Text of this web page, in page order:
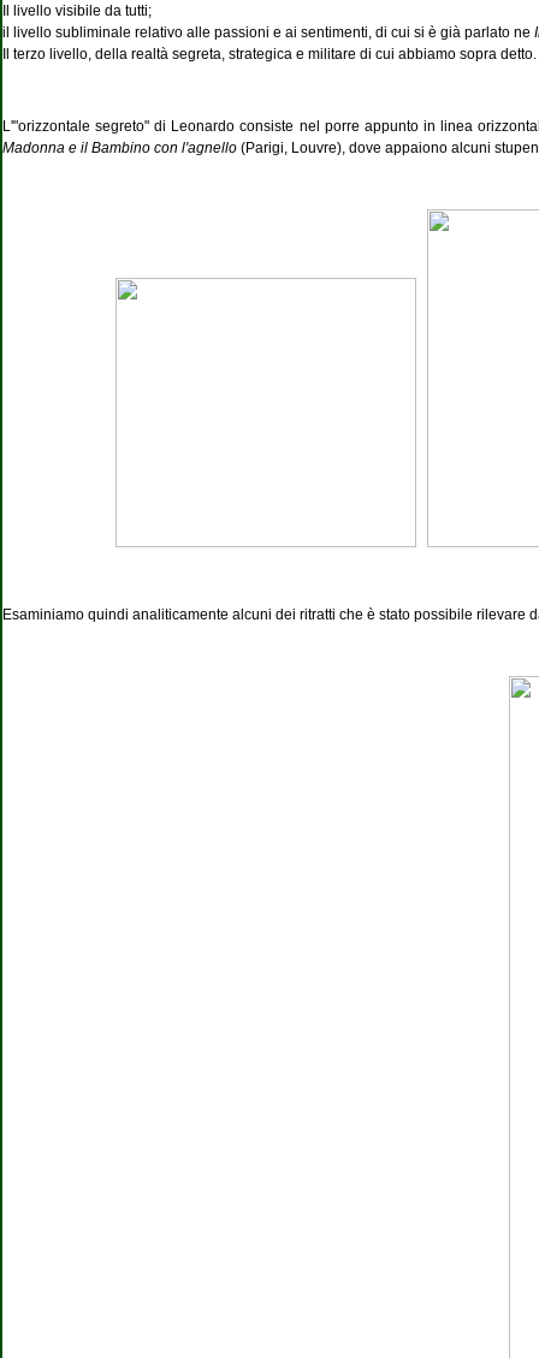
Il livello visibile da tutti;
il livello subliminale relativo alle passioni e ai sentimenti, di cui si è già parlato ne
Il terzo livello, della realtà segreta, strategica e militare di cui abbiamo sopra detto.
L'"orizzontale segreto" di Leonardo consiste nel porre appunto in linea
Madonna e il Bambino con l'agnello (Parigi, Louvre), dove appaiono alcuni
Esaminiamo quindi analiticamente alcuni dei ritratti che è stato possibile rilevare